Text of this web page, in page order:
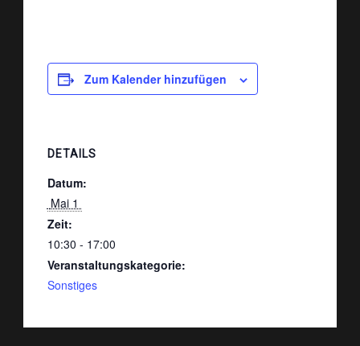
Zum Kalender hinzufügen
DETAILS
Datum:
Mai 1
Zeit:
10:30 - 17:00
Veranstaltungskategorie:
Sonstiges